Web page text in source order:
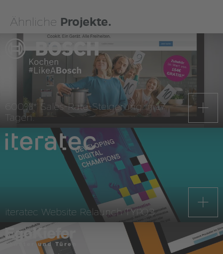
Ähnliche Projekte.
600%* Sales-Rate-Steigerung in 17
Tagen.
iteratec Website Relaunch TYPO3